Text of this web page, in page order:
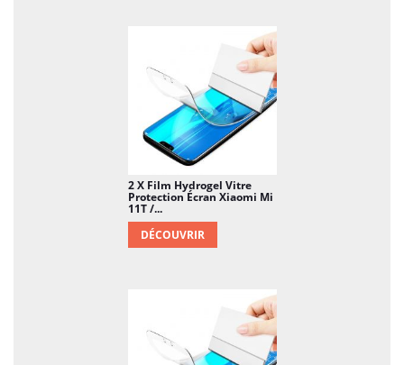
2 X Film Hydrogel Vitre
Protection Écran Xiaomi Mi
11T /...
DÉCOUVRIR